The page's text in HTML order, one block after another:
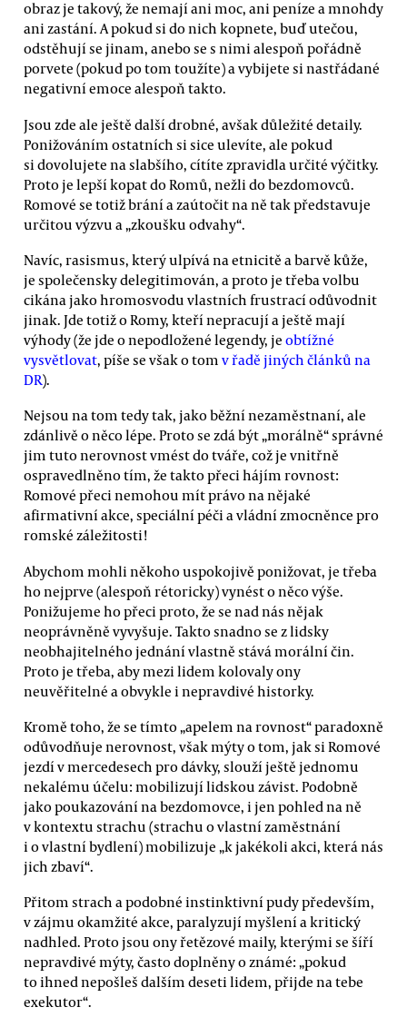
obraz je takový, že nemají ani moc, ani peníze a mnohdy
ani zastání. A pokud si do nich kopnete, buď utečou,
odstěhují se jinam, anebo se s nimi alespoň pořádně
porvete (pokud po tom toužíte) a vybijete si nastřádané
negativní emoce alespoň takto.
Jsou zde ale ještě další drobné, avšak důležité detaily.
Ponižováním ostatních si sice ulevíte, ale pokud
si dovolujete na slabšího, cítíte zpravidla určité výčitky.
Proto je lepší kopat do Romů, nežli do bezdomovců.
Romové se totiž brání a zaútočit na ně tak představuje
určitou výzvu a „zkoušku odvahy“.
Navíc, rasismus, který ulpívá na etnicitě a barvě kůže,
je společensky delegitimován, a proto je třeba volbu
cikána jako hromosvodu vlastních frustrací odůvodnit
jinak. Jde totiž o Romy, kteří nepracují a ještě mají
výhody (že jde o nepodložené legendy, je obtížné
vysvětlovat, píše se však o tom v řadě jiných článků na
DR).
Nejsou na tom tedy tak, jako běžní nezaměstnaní, ale
zdánlivě o něco lépe. Proto se zdá být „morálně“ správné
jim tuto nerovnost vmést do tváře, což je vnitřně
ospravedlněno tím, že takto přeci hájím rovnost:
Romové přeci nemohou mít právo na nějaké
afirmativní akce, speciální péči a vládní zmocněnce pro
romské záležitosti!
Abychom mohli někoho uspokojivě ponižovat, je třeba
ho nejprve (alespoň rétoricky) vynést o něco výše.
Ponižujeme ho přeci proto, že se nad nás nějak
neoprávněně vyvyšuje. Takto snadno se z lidsky
neobhajitelného jednání vlastně stává morální čin.
Proto je třeba, aby mezi lidem kolovaly ony
neuvěřitelné a obvykle i nepravdivé historky.
Kromě toho, že se tímto „apelem na rovnost“ paradoxně
odůvodňuje nerovnost, však mýty o tom, jak si Romové
jezdí v mercedesech pro dávky, slouží ještě jednomu
nekalému účelu: mobilizují lidskou závist. Podobně
jako poukazování na bezdomovce, i jen pohled na ně
v kontextu strachu (strachu o vlastní zaměstnání
i o vlastní bydlení) mobilizuje „k jakékoli akci, která nás
jich zbaví“.
Přitom strach a podobné instinktivní pudy především,
v zájmu okamžité akce, paralyzují myšlení a kritický
nadhled. Proto jsou ony řetězové maily, kterými se šíří
nepravdivé mýty, často doplněny o známé: „pokud
to ihned nepošleš dalším deseti lidem, přijde na tebe
exekutor“.